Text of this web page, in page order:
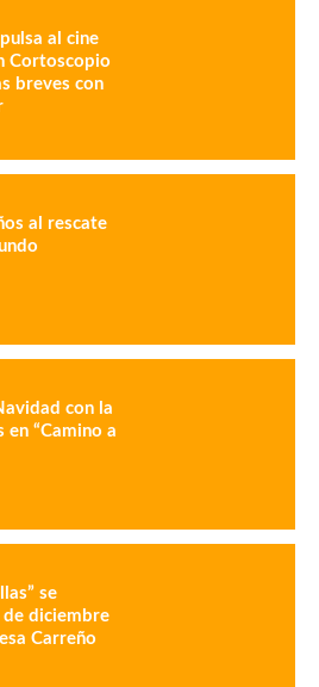
al cine
Cortoscopio
breves con
al rescate
con la
en “Camino a
se
diciembre
Carreño